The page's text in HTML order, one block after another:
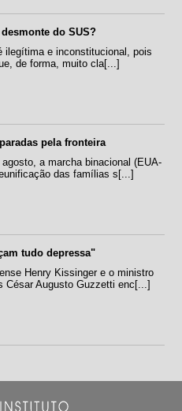
do SUS?
ilegítima e inconstitucional, pois
de forma, muito cla[...]
pela fronteira
a marcha binacional (EUA-
das famílias s[...]
tudo depressa"
Henry Kissinger e o ministro
César Augusto Guzzetti enc[...]